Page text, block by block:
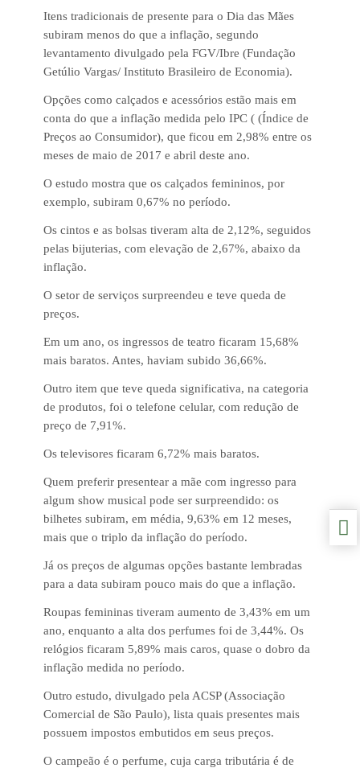
Itens tradicionais de presente para o Dia das Mães
subiram menos do que a inflação, segundo
levantamento divulgado pela FGV/Ibre (Fundação
Getúlio Vargas/ Instituto Brasileiro de Economia).
Opções como calçados e acessórios estão mais em
conta do que a inflação medida pelo IPC ( (Índice de
Preços ao Consumidor), que ficou em 2,98% entre os
meses de maio de 2017 e abril deste ano.
O estudo mostra que os calçados femininos, por
exemplo, subiram 0,67% no período.
Os cintos e as bolsas tiveram alta de 2,12%, seguidos
pelas bijuterias, com elevação de 2,67%, abaixo da
inflação.
O setor de serviços surpreendeu e teve queda de
preços.
Em um ano, os ingressos de teatro ficaram 15,68%
mais baratos. Antes, haviam subido 36,66%.
Outro item que teve queda significativa, na categoria
de produtos, foi o telefone celular, com redução de
preço de 7,91%.
Os televisores ficaram 6,72% mais baratos.
Quem preferir presentear a mãe com ingresso para
algum show musical pode ser surpreendido: os
bilhetes subiram, em média, 9,63% em 12 meses,
mais que o triplo da inflação do período.
Já os preços de algumas opções bastante lembradas
para a data subiram pouco mais do que a inflação.
Roupas femininas tiveram aumento de 3,43% em um
ano, enquanto a alta dos perfumes foi de 3,44%. Os
relógios ficaram 5,89% mais caros, quase o dobro da
inflação medida no período.
Outro estudo, divulgado pela ACSP (Associação
Comercial de São Paulo), lista quais presentes mais
possuem impostos embutidos em seus preços.
O campeão é o perfume, cuja carga tributária é de